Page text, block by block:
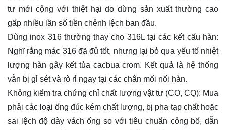
tư mới cộng với thiệt hại do dừng sản xuất thường cao
gấp nhiều lần số tiền chênh lệch ban đầu.
Dùng inox 316 thường thay cho 316L tại các kết cấu hàn:
Nghĩ rằng mác 316 đã đủ tốt, nhưng lại bỏ qua yếu tố nhiệt
lượng hàn gây kết tủa cacbua crom. Kết quả là hệ thống
vẫn bị gỉ sét và rò rỉ ngay tại các chân mối nối hàn.
Không kiểm tra chứng chỉ chất lượng vật tư (CO, CQ): Mua
phải các loại ống đúc kém chất lượng, bị pha tạp chất hoặc
sai lệch độ dày vách ống so với tiêu chuẩn công bố, dẫn